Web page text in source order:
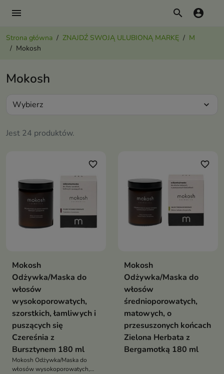
menu search account_circle
Strona główna ZNAJDŹ SWOJĄ ULUBIONĄ MARKĘ
M
Mokosh
Mokosh
Jest 24 produktów.
Wybierz expand_more
favorite_border
Mokosh
Odżywka/Maska do
włosów
wysokoporowatych,
szorstkich, łamliwych i
puszących się
Czereśnia z
Bursztynem 180 ml
Mokosh Odżywka/Maska do
włosów wysokoporowatych,
favorite_border
Mokosh
Odżywka/Maska do
włosów
średnioporowatych,
matowych, o
przesuszonych końcach
Zielona Herbata z
Bergamotką 180 ml